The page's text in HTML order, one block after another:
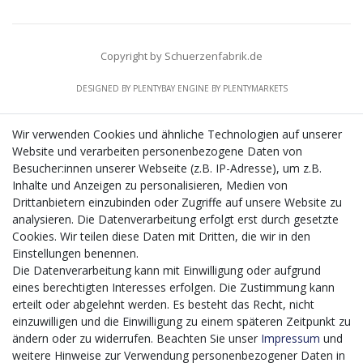
Copyright by Schuerzenfabrik.de
DESIGNED BY PLENTYBAYENGINE BY PLENTYMARKETS
CMS-Softwaresystems zur digitalen Optimierung
von Geschäftsprozessen
Mit dem vorgenannten Projekt, welches im Zeitraum vom
20.12.2023 bis zum 29.02.2024 im Rahmen des
Förderprogrammes Digitalisierung Zuschuss EFRE 2021
bis 2027 umgesetzt wird, möchten wir in die Anschaffung
eines Content-Management-Systems (CMS-
Softwaresystem) investieren, um unseren Online-Shop
künftig selbst verwalten zu können. Diese Software dient
der effizienteren gemeinschaftlichen Erstellung,
Bearbeitung, Organisation und Darstellung digitaler
Inhalte (Content) in unserem Unternehmen. Dies ist
Wir verwenden Cookies und ähnliche Technologien auf unserer
Website und verarbeiten personenbezogene Daten von
Besucher:innen unserer Webseite (z.B. IP-Adresse), um z.B.
Inhalte und Anzeigen zu personalisieren, Medien von
Drittanbietern einzubinden oder Zugriffe auf unsere Website zu
analysieren. Die Datenverarbeitung erfolgt erst durch gesetzte
Cookies. Wir teilen diese Daten mit Dritten, die wir in den
Einstellungen benennen.
Die Datenverarbeitung kann mit Einwilligung oder aufgrund
eines berechtigten Interesses erfolgen. Die Zustimmung kann
erteilt oder abgelehnt werden. Es besteht das Recht, nicht
einzuwilligen und die Einwilligung zu einem späteren Zeitpunkt zu
ändern oder zu widerrufen. Beachten Sie unser Impressum und
weitere Hinweise zur Verwendung personenbezogener Daten in